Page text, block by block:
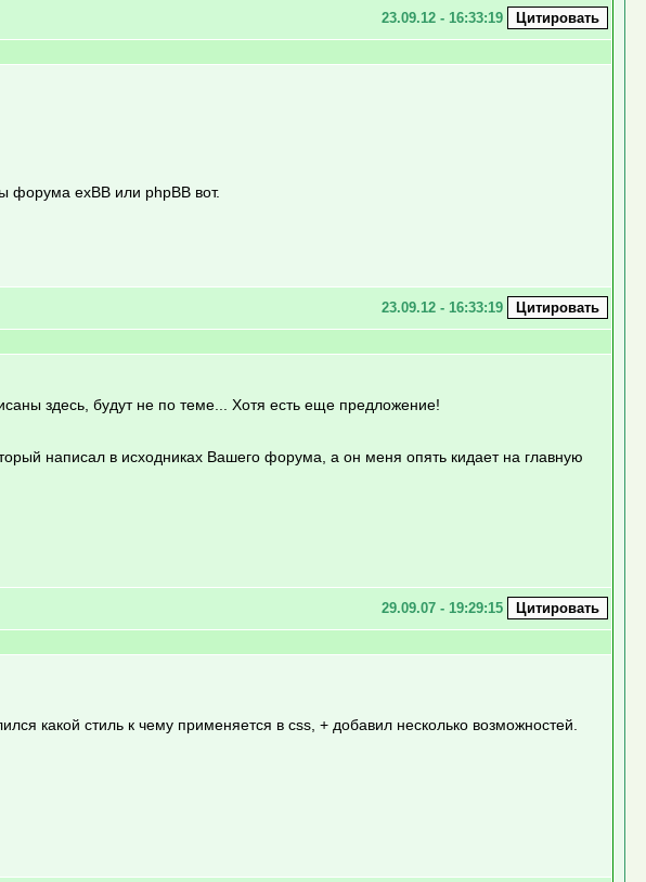
23.09.12 - 16:33:19
форума exBB или phpBB вот.
23.09.12 - 16:33:19
здесь, будут не по теме... Хотя есть еще предложение!
написал в исходниках Вашего форума, а он меня опять кидает на главную
29.09.07 - 19:29:15
какой стиль к чему применяется в css, + добавил несколько возможностей.